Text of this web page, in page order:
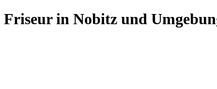
Friseur in Nobitz und